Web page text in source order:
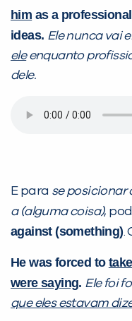
him as a
ideas. Ele nunca vai
eleenquanto
dele.
E para se posicionar
a (alguma coisa),
against (something).
He was forced to
were saying. Ele foi
que eles estavam